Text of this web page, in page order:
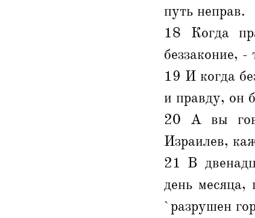
путь неправ.
18 Когда
беззаконие, -
19 И когда
и правду, он
20 А вы
Израилев,
21 В
день
`разрушен